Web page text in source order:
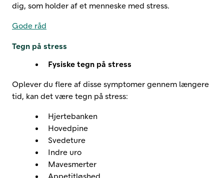
dig, som holder af et menneske med stress.
Gode råd
Tegn på stress
Fysiske tegn på stress
Oplever du flere af disse symptomer gennem længere
tid, kan det være tegn på stress:
Hjertebanken
Hovedpine
Svedeture
Indre uro
Mavesmerter
Appetitløshed